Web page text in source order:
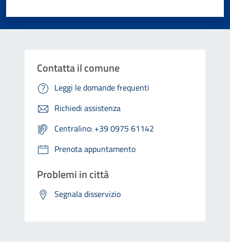
Contatta il comune
Leggi le domande frequenti
Richiedi assistenza
Centralino: +39 0975 61142
Prenota appuntamento
Problemi in città
Segnala disservizio